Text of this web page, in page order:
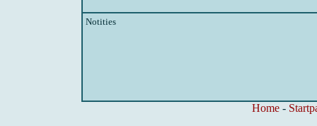
Notities
Home-